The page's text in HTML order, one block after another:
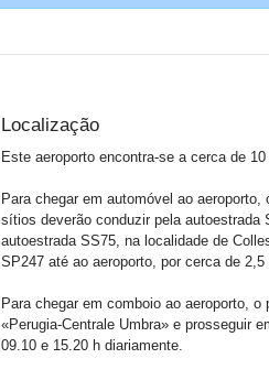
Localização
Este aeroporto encontra-se a cerca de
Para chegar em automóvel ao
sítios deverão conduzir pela
autoestrada SS75, na localidade de
SP247 até ao aeroporto, por cerca de 2,5
Para chegar em comboio ao aeroporto,
«Perugia-Centrale Umbra» e prosseguir
09.10 e 15.20 h diariamente.